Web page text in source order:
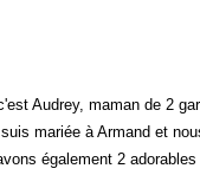
Audrey, maman de 2
mariée à Armand et
également 2